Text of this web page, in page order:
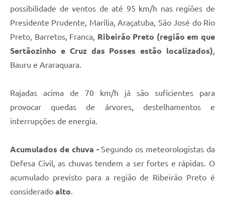
possibilidade de ventos de até 95 km/h nas regiões de
Presidente Prudente, Marília, Araçatuba, São José do Rio
Preto, Barretos, Franca, Ribeirão Preto (região em que
Sertãozinho e Cruz das Posses estão localizados),
Bauru e Araraquara.
Rajadas acima de 70 km/h já são suficientes para
provocar quedas de árvores, destelhamentos e
interrupções de energia.
Acumulados de chuva -Segundo os meteorologistas da
Defesa Civil, as chuvas tendem a ser fortes e rápidas. O
acumulado previsto para a região de Ribeirão Preto é
considerado alto.